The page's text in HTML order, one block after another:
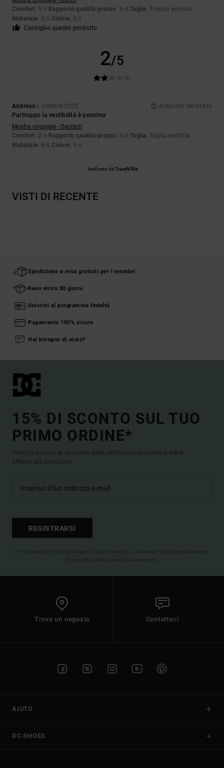
Comfort: 5/5 Rapporto qualità-prezzo : 5/5 Taglia: Troppo piccolo
Materiale: 5/5 Colore: 5/5
Consiglio questo prodotto
2/5
Andreas5. ottobre 2025
Acquisto verificato
Purtroppo la vestibilità è pessima
Mostra originale - Deutsch
Comfort: 2/5 Rapporto qualità-prezzo : 4/5 Taglia: Taglia perfetta
Materiale: 4/5 Colore: 5/5
Verificato daTrustVille
VISTI DI RECENTE
Spedizione e reso gratuiti per i membri
Reso entro 30 giorni
Unisciti al programma fedeltà
Pagamento 100% sicuro
Hai bisogno di aiuto?
15% DI SCONTO SUL TUO
PRIMO ORDINE*
Iscriviti e sarai al corrente delle ultimissime novità e delle
offerte più esclusive.
REGISTRARSI
(*) Offerta on-line valida per i nuovi membri - Le condizioni complete sono
disponibili nella mail di benvenuto
Trova un negozio Contattaci
AIUTO
DC SHOES